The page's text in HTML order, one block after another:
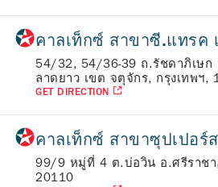
คาลเท็กซ์ สาขาซี.แทรค
54/32, 54/36-39 ถ.รัชดาภิเษก
ลาดยาว เขต จตุจักร, กรุงเทพฯ,
GET DIRECTION
คาลเท็กซ์ สาขาซุปเปอร์
99/9 หมู่ที่ 4 ต.บ่อวิน อ.ศรีราช
20110